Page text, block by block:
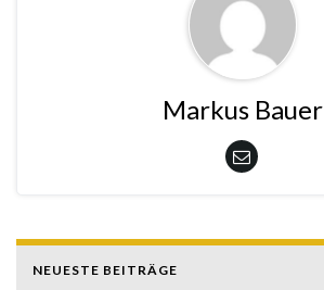
Markus Bauer
NEUESTE BEITRÄGE